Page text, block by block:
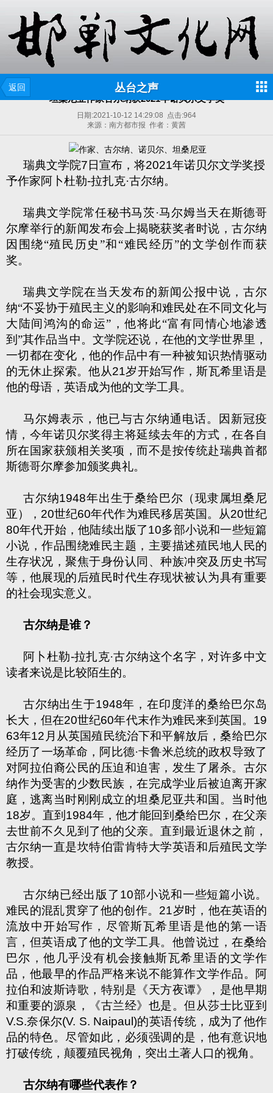
返回 丛台之声
坦桑尼亚作家古尔纳获2021年诺贝尔文学奖
日期:2021-10-12 14:29:08 点击:964
来源：南方都市报 作者：黄茜
瑞典文学院7 日宣布，将2021年诺贝尔文学奖授
予作家阿卜杜勒-拉扎克·古尔纳。
瑞典文学院常任秘书马茨·马尔姆当天在斯德哥
尔摩举行的新闻发布会上揭晓获奖者时说，古尔纳
因围绕“殖民历史”和“难民经历”的文学创作而获
奖。
瑞典文学院在当天发布的新闻公报中说，古尔
纳“不妥协于殖民主义的影响和难民处在不同文化与
大陆间鸿沟的命运”，他将此“富有同情心地渗透
到”其作品当中。文学院还说，在他的文学世界里，
一切都在变化，他的作品中有一种被知识热情驱动
的无休止探索。他从21岁开始写作，斯瓦希里语是
他的母语，英语成为他的文学工具。
马尔姆表示，他已与古尔纳通电话。因新冠疫
情，今年诺贝尔奖得主将延续去年的方式，在各自
所在国家获颁相关奖项，而不是按传统赴瑞典首都
斯德哥尔摩参加颁奖典礼。
古尔纳1948年出生于桑给巴尔（现隶属坦桑尼
亚）， 20世纪60年代作为难民移居英国。从20世纪
80年代开始，他陆续出版了10多部小说和一些短篇
小说，作品围绕难民主题，主要描述殖民地人民的
生存状况，聚焦于身份认同、种族冲突及历史书写
等，他展现的后殖民时代生存现状被认为具有重要
的社会现实意义。
古尔纳是谁？
阿卜杜勒-拉扎克·古尔纳这个名字，对许多中文
读者来说是比较陌生的。
古尔纳出生于1948年，在印度洋的桑给巴尔岛
长大，但在20世纪60年代末作为难民来到英国。 19
63年12 月从英国殖民统治下和平解放后，桑给巴尔
经历了一场革命，阿比德·卡鲁米总统的政权导致了
对阿拉伯裔公民的压迫和迫害，发生了屠杀。古尔
纳作为受害的少数民族，在完成学业后被迫离开家
庭，逃离当时刚刚成立的坦桑尼亚共和国。当时他
18岁。直到 1984年，他才能回到桑给巴尔，在父亲
去世前不久见到了他的父亲。直到最近退休之前，
古尔纳一直是坎特伯雷肯特大学英语和后殖民文学
教授。
古尔纳已经出版了 10部小说和一些短篇小说。
难民的混乱贯穿了他的创作。 21岁时，他在英语的
流放中开始写作，尽管斯瓦希里语是他的第一语
言，但英语成了他的文学工具。他曾说过，在桑给
巴尔，他几乎没有机会接触斯瓦希里语的文学作
品，他最早的作品严格来说不能算作文学作品。阿
拉伯和波斯诗歌，特别是《天方夜谭》，是他早期
和重要的源泉，《古兰经》也是。但从莎士比亚到
V.S.奈保尔(V. S. Naipaul)的英语传统，成为了他作
品的特色。尽管如此，必须强调的是，他有意识地
打破传统，颠覆殖民视角，突出土著人口的视角。
古尔纳有哪些代表作？